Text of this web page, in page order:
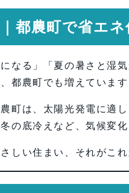
目安（延床30〜35坪）
る補助金（2025年度例）
町で叶える“未来を守る
都農町で省エ
なる」「夏の暑さと湿
農町でも増えています
町は、太陽光発電に適
の底冷えなど、気候変
しい住まい、それがこ